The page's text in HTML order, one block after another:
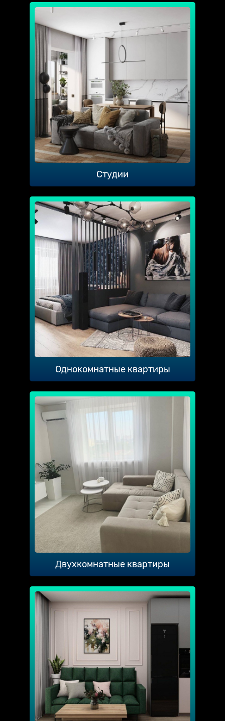
Студии
Однокомнатные квартиры
Двухкомнатные квартиры